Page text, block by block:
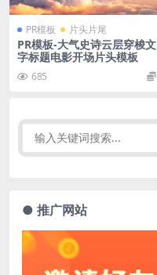
PR模板 片头片尾
PR模板-大气史诗云层穿梭文
字标题电影开场片头模板
685
● 推广网站